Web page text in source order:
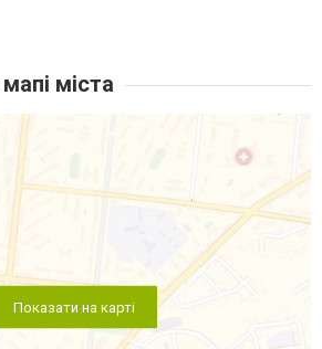
міста
Показати на карті